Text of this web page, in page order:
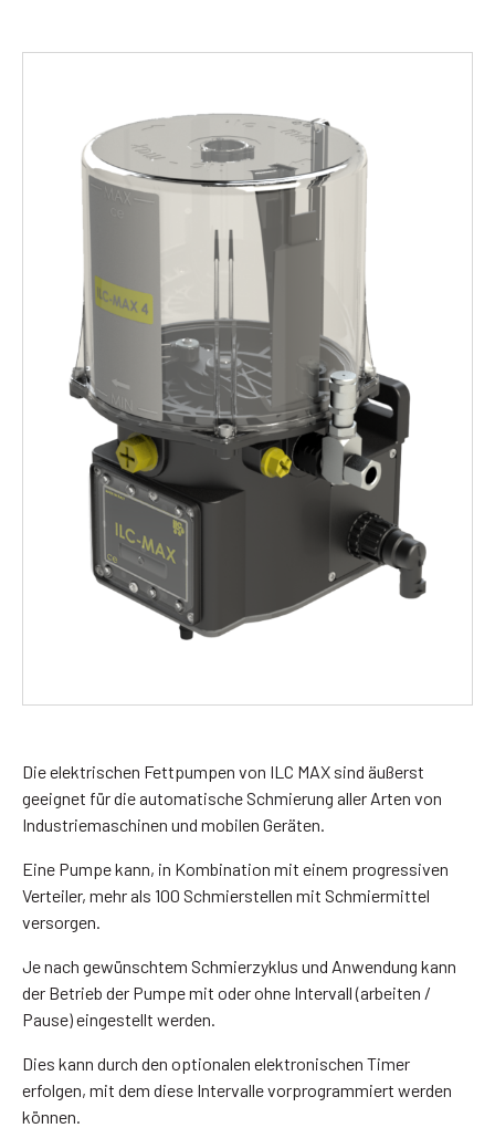
Die elektrischen Fettpumpen von ILC MAX sind äußerst
geeignet für die automatische Schmierung aller Arten von
Industriemaschinen und mobilen Geräten.
Eine Pumpe kann, in Kombination mit einem progressiven
Verteiler, mehr als 100 Schmierstellen mit Schmiermittel
versorgen.
Je nach gewünschtem Schmierzyklus und Anwendung kann
der Betrieb der Pumpe mit oder ohne Intervall (arbeiten /
Pause) eingestellt werden.
Dies kann durch den optionalen elektronischen Timer
erfolgen, mit dem diese Intervalle vorprogrammiert werden
können.